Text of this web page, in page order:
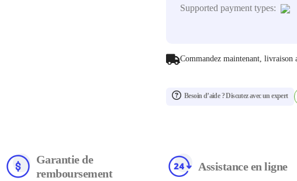
Supported payment types:
Commandez maintenant, livraison
Besoin d’aide ? Discutez avec un expert
Garantie de
remboursement
Assistance en ligne